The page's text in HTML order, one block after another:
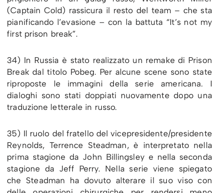
(Captain Cold) rassicura il resto del team – che sta
pianificando l’evasione – con la battuta “It’s not my
first prison break”.
34) In Russia è stato realizzato un remake di Prison
Break dal titolo Pobeg. Per alcune scene sono state
riproposte le immagini della serie americana. I
dialoghi sono stati doppiati nuovamente dopo una
traduzione letterale in russo.
35) Il ruolo del fratello del vicepresidente/presidente
Reynolds, Terrence Steadman, è interpretato nella
prima stagione da John Billingsley e nella seconda
stagione da Jeff Perry. Nella serie viene spiegato
che Steadman ha dovuto alterare il suo viso con